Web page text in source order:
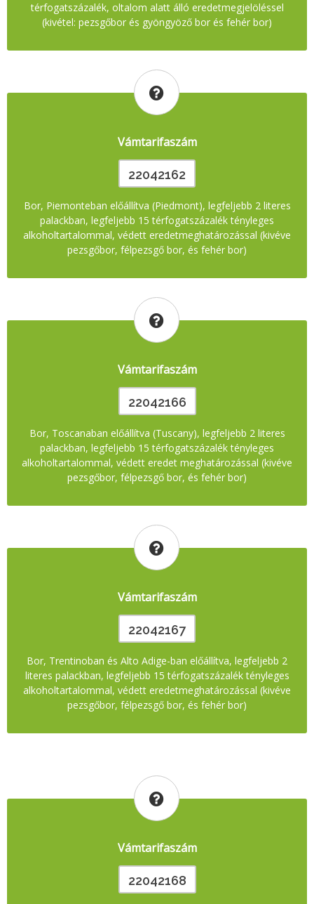
térfogatszázalék, oltalom alatt álló eredetmegjelöléssel
(kivétel: pezsgőbor és gyöngyöző bor és fehér bor)
Vámtarifaszám
22042162
Bor, Piemonteban előállítva (Piedmont), legfeljebb 2 literes
palackban, legfeljebb 15 térfogatszázalék tényleges
alkoholtartalommal, védett eredetmeghatározással (kivéve
pezsgőbor, félpezsgő bor, és fehér bor)
Vámtarifaszám
22042166
Bor, Toscanaban előállítva (Tuscany), legfeljebb 2 literes
palackban, legfeljebb 15 térfogatszázalék tényleges
alkoholtartalommal, védett eredet meghatározással (kivéve
pezsgőbor, félpezsgő bor, és fehér bor)
Vámtarifaszám
22042167
Bor, Trentinoban és Alto Adige-ban előállítva, legfeljebb 2
literes palackban, legfeljebb 15 térfogatszázalék tényleges
alkoholtartalommal, védett eredetmeghatározással (kivéve
pezsgőbor, félpezsgő bor, és fehér bor)
Vámtarifaszám
22042168